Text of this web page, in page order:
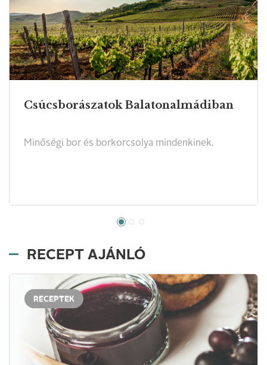
Csúcsborászatok Balatonalmádiban
Minőségi bor és borkorcsolya mindenkinek.
RECEPT AJÁNLÓ
RECEPTEK